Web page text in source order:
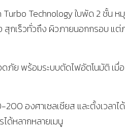
Turbo Technology ใบพัด 2 ชั้น ห
สุกเร็วทั่วถึง ผิวภายนอกกรอบ แต่
ดภัย พร้อมระบบตัดไฟอัตโนมัติ เมื่
องศาเซลเซียส และตั้งเวลาไ
ได้หลากหลายเมนู